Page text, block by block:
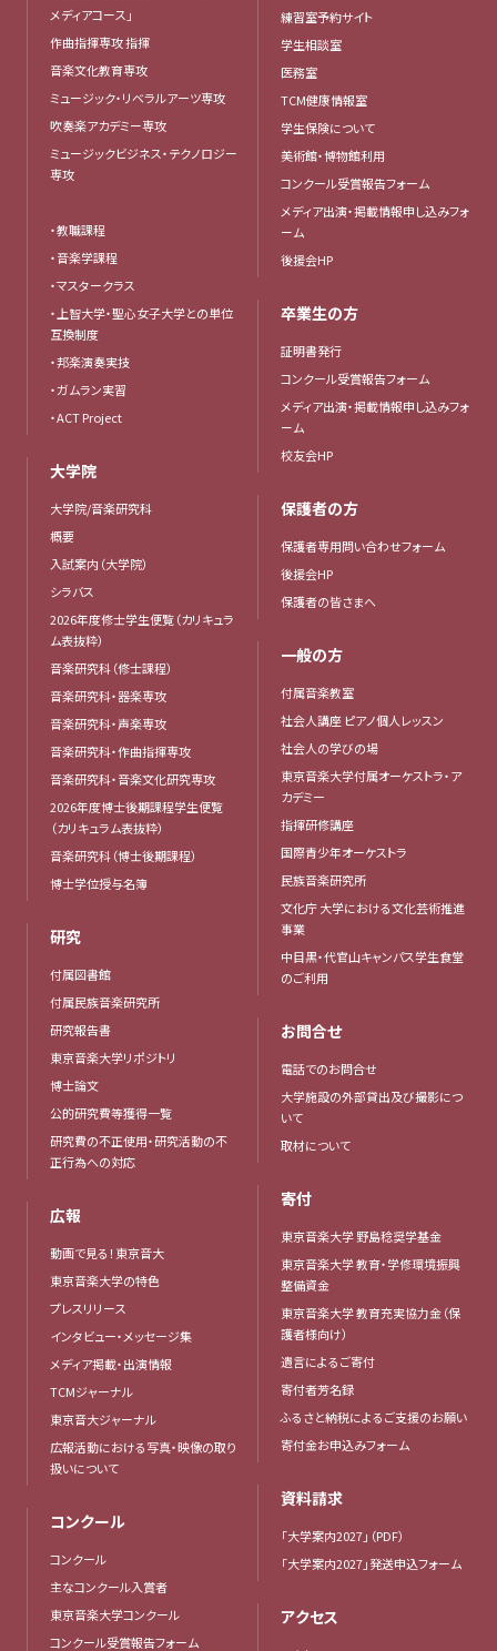
メディアコース」
作曲指揮専攻 指揮
音楽文化教育専攻
ミュージック・リベラルアーツ専攻
吹奏楽アカデミー専攻
ミュージックビジネス・テクノロジー
専攻
・教職課程
・音楽学課程
・マスタークラス
・上智大学・聖心女子大学との単位
互換制度
・邦楽演奏実技
・ガムラン実習
・ACT Project
大学院
大学院/音楽研究科
概要
入試案内（大学院）
シラバス
2026年度修士学生便覧（カリキュラ
ム表抜粋）
音楽研究科（修士課程）
音楽研究科・器楽専攻
音楽研究科・声楽専攻
音楽研究科・作曲指揮専攻
音楽研究科・音楽文化研究専攻
2026年度博士後期課程学生便覧
（カリキュラム表抜粋）
音楽研究科（博士後期課程）
博士学位授与名簿
研究
付属図書館
付属民族音楽研究所
研究報告書
東京音楽大学リポジトリ
博士論文
公的研究費等獲得一覧
研究費の不正使用・研究活動の不
正行為への対応
広報
動画で見る！東京音大
東京音楽大学の特色
プレスリリース
インタビュー・メッセージ集
メディア掲載・出演情報
TCMジャーナル
東京音大ジャーナル
広報活動における写真・映像の取り
扱いについて
コンクール
コンクール
主なコンクール入賞者
東京音楽大学コンクール
コンクール受賞報告フォーム
練習室予約サイト
学生相談室
医務室
TCM健康情報室
学生保険について
美術館・博物館利用
コンクール受賞報告フォーム
メディア出演・掲載情報申し込みフォ
ーム
後援会HP
卒業生の方
証明書発行
コンクール受賞報告フォーム
メディア出演・掲載情報申し込みフォ
ーム
校友会HP
保護者の方
保護者専用問い合わせフォーム
後援会HP
保護者の皆さまへ
一般の方
付属音楽教室
社会人講座 ピアノ個人レッスン
社会人の学びの場
東京音楽大学付属オーケストラ・ア
カデミー
指揮研修講座
国際青少年オーケストラ
民族音楽研究所
文化庁 大学における文化芸術推進
事業
中目黒・代官山キャンパス学生食堂
のご利用
お問合せ
電話でのお問合せ
大学施設の外部貸出及び撮影につ
いて
取材について
寄付
東京音楽大学 野島稔奨学基金
東京音楽大学 教育・学修環境振興
整備資金
東京音楽大学 教育充実協力金（保
護者様向け）
遺言によるご寄付
寄付者芳名録
ふるさと納税によるご支援のお願い
寄付金お申込みフォーム
資料請求
「大学案内2027」（PDF）
「大学案内2027」発送申込フォーム
アクセス